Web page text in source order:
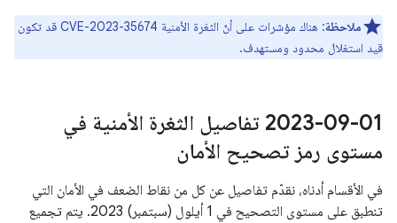
ملاحظة
: هناك مؤشرات على أنّ الثغرة الأمنية CVE-2023-35674 قد تكون
قيد استغلال محدود ومستهدف.
‎2023-09-01 تفاصيل الثغرة الأمنية في
مستوى رمز تصحيح الأمان
في الأقسام أدناه، نقدّم تفاصيل عن كل من نقاط الضعف في الأمان التي
تنطبق على مستوى التصحيح في 1 أيلول (سبتمبر) 2023. يتم تجميع